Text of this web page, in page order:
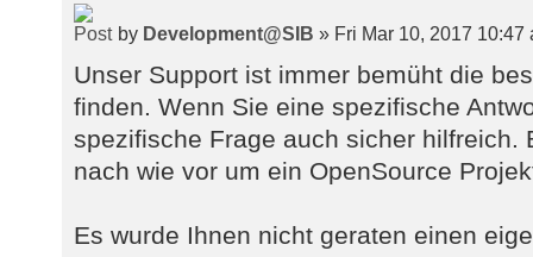
by Development@SIB » Fri Mar 10, 2017 10:47
Unser Support ist immer bemüht die
finden. Wenn Sie eine spezifische
spezifische Frage auch sicher hilfreich.
nach wie vor um ein OpenSource
Es wurde Ihnen nicht geraten einen